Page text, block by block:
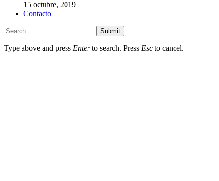
15 octubre, 2019
Contacto
Submit
Type above and press Enterto search. Press Esc to cancel.